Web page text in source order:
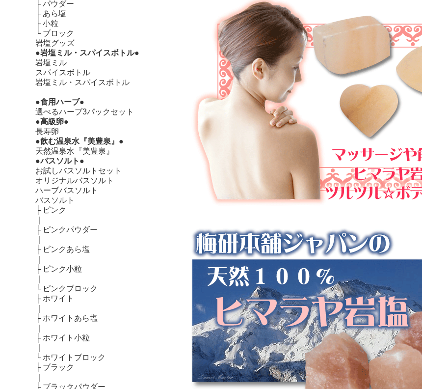
├パウダー
├ あら塩
├小粒
└ ブロック
岩塩グッズ
●岩塩ミル・スパイスボトル●
岩塩ミル
スパイスボトル
岩塩ミル・スパイスボトル
●食用ハーブ●
選べるハーブ3パックセット
●高級卵●
長寿卵
●飲む温泉水『美豊泉』●
天然温泉水『美豊泉』
●バスソルト●
お試しバスソルトセット
オリジナルバスソルト
ハーブバスソルト
バスソルト
├ ピンク
├ ピンクパウダー
├ ピンクあら塩
├ ピンク小粒
└ ピンクブロック
├ ホワイト
├ ホワイトあら塩
├ ホワイト小粒
└ ホワイトブロック
├ ブラック
├ ブラックパウダー